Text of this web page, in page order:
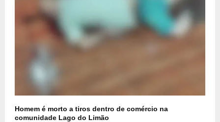
Homem é morto a tiros dentro de comércio na
comunidade Lago do Limão